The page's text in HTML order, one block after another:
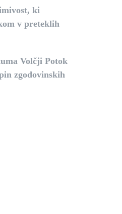
ki
v preteklih
Volčji Potok
zgodovinskih